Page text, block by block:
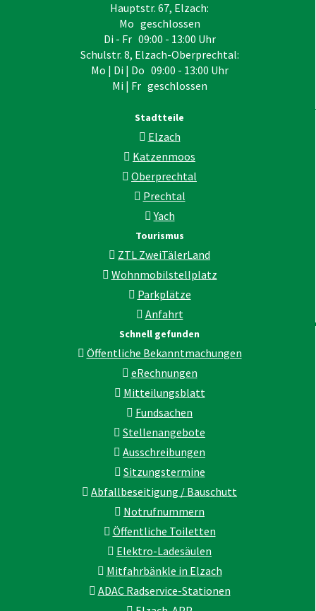
Hauptstr. 67, Elzach:
Mo geschlossen
Di - Fr 09:00 - 13:00 Uhr
Schulstr. 8, Elzach-Oberprechtal:
Mo | Di | Do 09:00 - 13:00 Uhr
Mi | Fr geschlossen
Stadtteile
Elzach
Katzenmoos
Oberprechtal
Prechtal
Yach
Tourismus
ZTL ZweiTälerLand
Wohnmobilstellplatz
Parkplätze
Anfahrt
Schnell gefunden
Öffentliche Bekanntmachungen
eRechnungen
Mitteilungsblatt
Fundsachen
Stellenangebote
Ausschreibungen
Sitzungstermine
Abfallbeseitigung / Bauschutt
Notrufnummern
Öffentliche Toiletten
Elektro-Ladesäulen
Mitfahrbänkle in Elzach
ADAC Radservice-Stationen